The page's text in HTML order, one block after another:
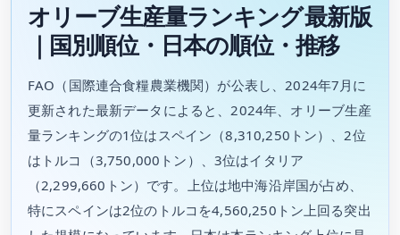
オリーブ生産量ランキング 最新版
｜国別順位・日本の順位・推移
FAO（国際連合食糧農業機関）が公表し、2024年7月に
更新された最新データによると、2024年、オリーブ生産
量ランキングの1位はスペイン（8,310,250トン）、2位
はトルコ（3,750,000トン）、3位はイタリア
（2,299,660トン）です。上位は地中海沿岸国が占め、
特にスペインは2位のトルコを4,560,250トン上回る突出